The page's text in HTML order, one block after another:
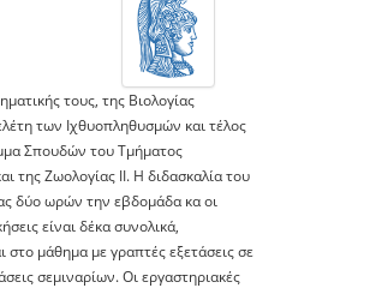
τους, της Βιολογίας
των Ιχθυοπληθυσμών και τέλος
Σπουδών του Τμήματος
της Ζωολογίας ΙΙ. Η διδασκαλία του
δύο ωρών την εβδομάδα κα οι
είναι δέκα συνολικά,
μάθημα με γραπτές εξετάσεις σε
σεμιναρίων. Οι εργαστηριακές